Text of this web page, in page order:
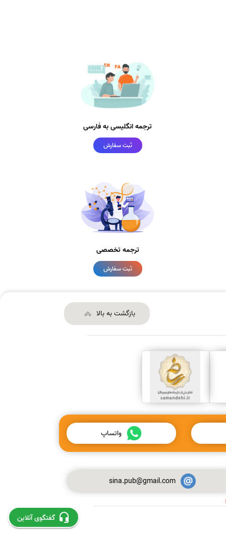
ترجمه انگلیسی به فارسی
ثبت سفارش
ترجمه تخصصی
ثبت سفارش
بازگشت به بالا
واتساپ
sina.pub@gmail.com
گفتگوی آنلاین